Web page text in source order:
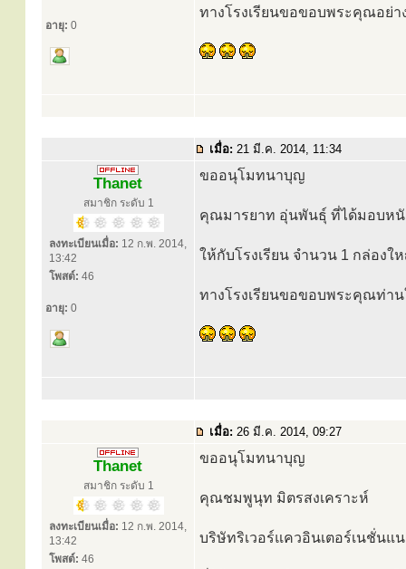
อายุ: 0
ทางโรงเรียนขอขอบพระคุณอย่า
เมื่อ: 21 มี.ค. 2014, 11:34
Thanet
สมาชิก ระดับ 1
ลงทะเบียนเมื่อ: 12 ก.พ. 2014,
13:42
โพสต์: 46
อายุ: 0
ขออนุโมทนาบุญ
คุณมารยาท อุ่นพันธุ์ ที่ได้มอบหนั
ให้กับโรงเรียน จำนวน 1 กล่องใ
ทางโรงเรียนขอขอบพระคุณท่า
เมื่อ: 26 มี.ค. 2014, 09:27
Thanet
สมาชิก ระดับ 1
ลงทะเบียนเมื่อ: 12 ก.พ. 2014,
13:42
โพสต์: 46
ขออนุโมทนาบุญ
คุณชมพูนุท มิตรสงเคราะห์
บริษัทริเวอร์แควอินเตอร์เนชั่นแ